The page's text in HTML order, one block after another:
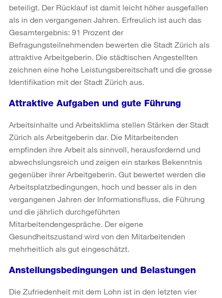
beteiligt. Der Rücklauf ist damit leicht höher ausgefallen
als in den vergangenen Jahren. Erfreulich ist auch das
Gesamtergebnis: 91 Prozent der
Befragungsteilnehmenden bewerten die Stadt Zürich als
attraktive Arbeitgeberin. Die städtischen Angestellten
zeichnen eine hohe Leistungsbereitschaft und die grosse
Identifikation mit der Stadt Zürich aus.
Attraktive Aufgaben und gute Führung
Arbeitsinhalte und Arbeitsklima stellen Stärken der Stadt
Zürich als Arbeitgeberin dar. Die Mitarbeitenden
empfinden ihre Arbeit als sinnvoll, herausfordernd und
abwechslungsreich und zeigen ein starkes Bekenntnis
gegenüber ihrer Arbeitgeberin. Gut bewertet werden die
Arbeitsplatzbedingungen, hoch und besser als in den
vergangenen Jahren der Informationsfluss, die Führung
und die jährlich durchgeführten
Mitarbeitendengespräche. Der eigene
Gesundheitszustand wird von den Mitarbeitenden
mehrheitlich als gut eingeschätzt.
Anstellungsbedingungen und Belastungen
Die Zufriedenheit mit dem Lohn ist in den letzten vier